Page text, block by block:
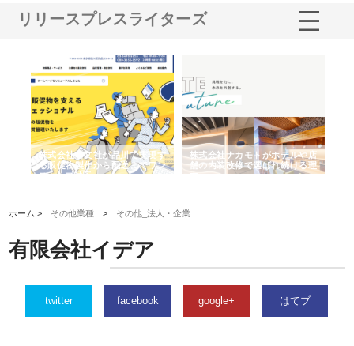
リリースプレスライターズ
株式会社耕文社が品川で実現す
る販促物製作から配送までワン
ストップ対応
株式会社ナカモトがホテルや店
舗の内装改修で選ばれ続ける理
由
ホーム > その他業種 > その他_法人・企業
有限会社イデア
twitter facebook google+ はてブ